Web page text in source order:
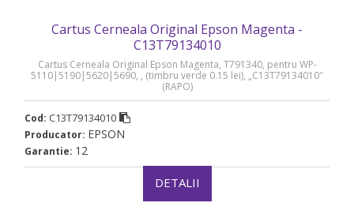
Cartus Cerneala Original Epson Magenta -
C13T79134010
Cartus Cerneala Original Epson Magenta, T791340, pentru WP-
5110|5190|5620|5690, , (timbru verde 0.15 lei), „C13T79134010″
(RAPO)
Cod: C13T79134010
Producator: EPSON
Garantie: 12
DETALII